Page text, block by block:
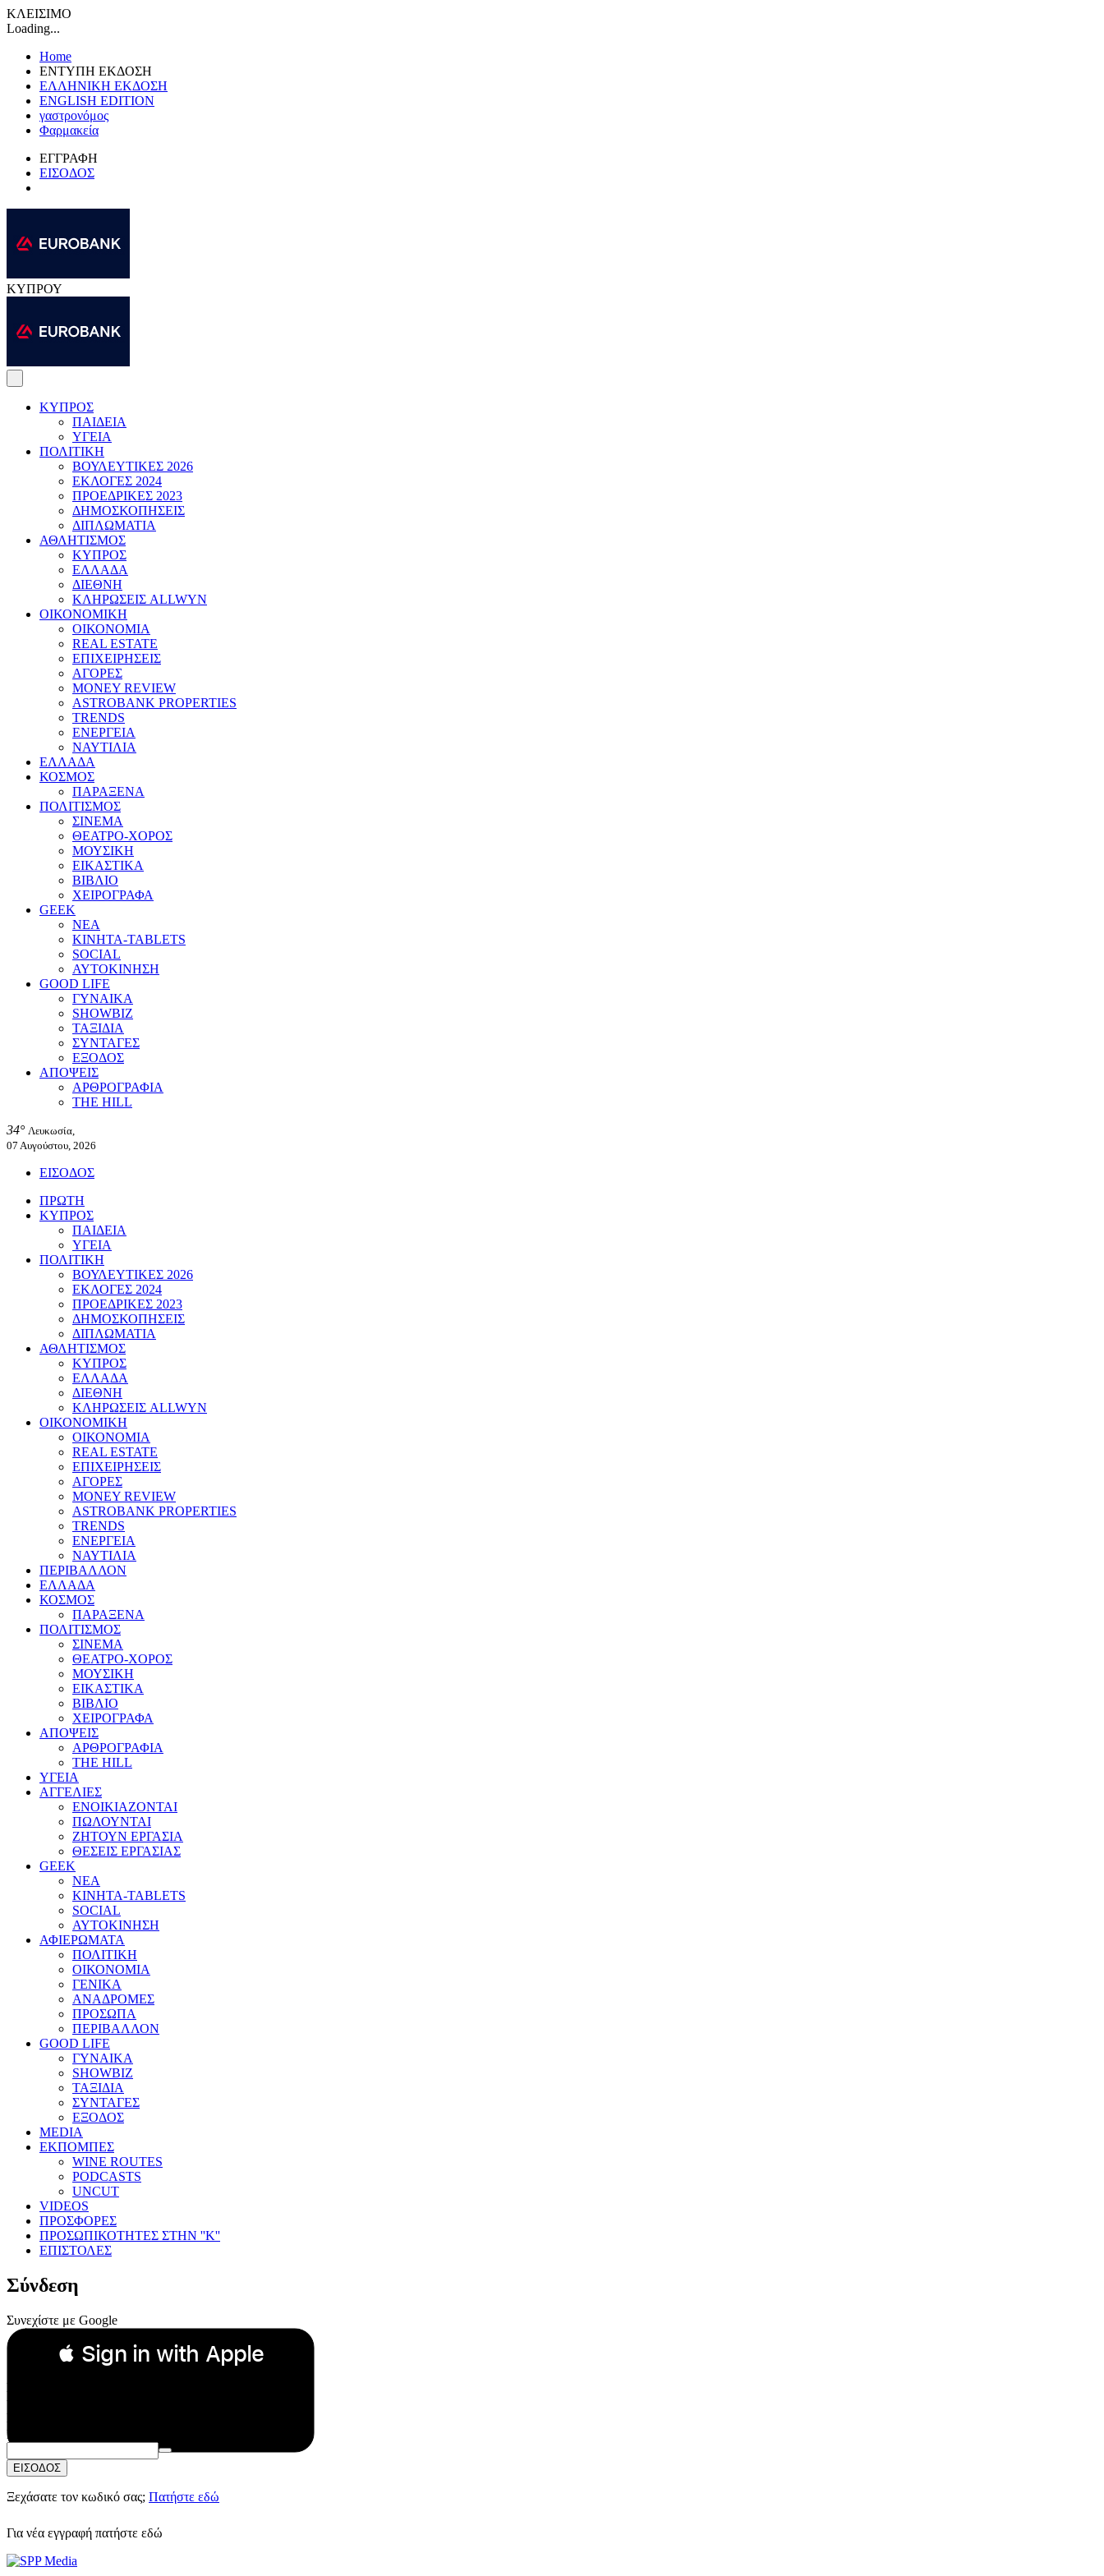
ΚΛΕΙΣΙΜΟ
Loading...
Home
ΕΝΤΥΠΗ ΕΚΔΟΣΗ
ΕΛΛΗΝΙΚΗ ΕΚΔΟΣΗ
ENGLISH EDITION
γαστρονόμος
Φαρμακεία
ΕΓΓΡΑΦΗ
ΕΙΣΟΔΟΣ
ΚΥΠΡΟΥ
ΚΥΠΡΟΣ
ΠΑΙΔΕΙΑ
ΥΓΕΙΑ
ΠΟΛΙΤΙΚΗ
ΒΟΥΛΕΥΤΙΚΕΣ 2026
ΕΚΛΟΓΕΣ 2024
ΠΡΟΕΔΡΙΚΕΣ 2023
ΔΗΜΟΣΚΟΠΗΣΕΙΣ
ΔΙΠΛΩΜΑΤΙΑ
ΑΘΛΗΤΙΣΜΟΣ
ΚΥΠΡΟΣ
ΕΛΛΑΔΑ
ΔΙΕΘΝΗ
ΚΛΗΡΩΣΕΙΣ ALLWYN
ΟΙΚΟΝΟΜΙΚΗ
ΟΙΚΟΝΟΜΙΑ
REAL ESTATE
ΕΠΙΧΕΙΡΗΣΕΙΣ
ΑΓΟΡΕΣ
MONEY REVIEW
ASTROBANK PROPERTIES
TRENDS
ΕΝΕΡΓΕΙΑ
ΝΑΥΤΙΛΙΑ
ΕΛΛΑΔΑ
ΚΟΣΜΟΣ
ΠΑΡΑΞΕΝΑ
ΠΟΛΙΤΙΣΜΟΣ
ΣΙΝΕΜΑ
ΘΕΑΤΡΟ-ΧΟΡΟΣ
ΜΟΥΣΙΚΗ
ΕΙΚΑΣΤΙΚΑ
ΒΙΒΛΙΟ
ΧΕΙΡΟΓΡΑΦΑ
GEEK
ΝΕΑ
ΚΙΝΗΤΑ-TABLETS
SOCIAL
ΑΥΤΟΚΙΝΗΣΗ
GOOD LIFE
ΓΥΝΑΙΚΑ
SHOWBIZ
ΤΑΞΙΔΙΑ
ΣΥΝΤΑΓΕΣ
ΕΞΟΔΟΣ
ΑΠΟΨΕΙΣ
ΑΡΘΡΟΓΡΑΦΙΑ
THE HILL
34° Λευκωσία,
07 Αυγούστου, 2026
ΕΙΣΟΔΟΣ
ΠΡΩΤΗ
ΚΥΠΡΟΣ
ΠΑΙΔΕΙΑ
ΥΓΕΙΑ
ΠΟΛΙΤΙΚΗ
ΒΟΥΛΕΥΤΙΚΕΣ 2026
ΕΚΛΟΓΕΣ 2024
ΠΡΟΕΔΡΙΚΕΣ 2023
ΔΗΜΟΣΚΟΠΗΣΕΙΣ
ΔΙΠΛΩΜΑΤΙΑ
ΑΘΛΗΤΙΣΜΟΣ
ΚΥΠΡΟΣ
ΕΛΛΑΔΑ
ΔΙΕΘΝΗ
ΚΛΗΡΩΣΕΙΣ ALLWYN
ΟΙΚΟΝΟΜΙΚΗ
ΟΙΚΟΝΟΜΙΑ
REAL ESTATE
ΕΠΙΧΕΙΡΗΣΕΙΣ
ΑΓΟΡΕΣ
MONEY REVIEW
ASTROBANK PROPERTIES
TRENDS
ΕΝΕΡΓΕΙΑ
ΝΑΥΤΙΛΙΑ
ΠΕΡΙΒΑΛΛΟΝ
ΕΛΛΑΔΑ
ΚΟΣΜΟΣ
ΠΑΡΑΞΕΝΑ
ΠΟΛΙΤΙΣΜΟΣ
ΣΙΝΕΜΑ
ΘΕΑΤΡΟ-ΧΟΡΟΣ
ΜΟΥΣΙΚΗ
ΕΙΚΑΣΤΙΚΑ
ΒΙΒΛΙΟ
ΧΕΙΡΟΓΡΑΦΑ
ΑΠΟΨΕΙΣ
ΑΡΘΡΟΓΡΑΦΙΑ
THE HILL
ΥΓΕΙΑ
ΑΓΓΕΛΙΕΣ
ΕΝΟΙΚΙΑΖΟΝΤΑΙ
ΠΩΛΟΥΝΤΑΙ
ΖΗΤΟΥΝ ΕΡΓΑΣΙΑ
ΘΕΣΕΙΣ ΕΡΓΑΣΙΑΣ
GEEK
ΝΕΑ
ΚΙΝΗΤΑ-TABLETS
SOCIAL
ΑΥΤΟΚΙΝΗΣΗ
ΑΦΙΕΡΩΜΑΤΑ
ΠΟΛΙΤΙΚΗ
ΟΙΚΟΝΟΜΙΑ
ΓΕΝΙΚΑ
ΑΝΑΔΡΟΜΕΣ
ΠΡΟΣΩΠΑ
ΠΕΡΙΒΑΛΛΟΝ
GOOD LIFE
ΓΥΝΑΙΚΑ
SHOWBIZ
ΤΑΞΙΔΙΑ
ΣΥΝΤΑΓΕΣ
ΕΞΟΔΟΣ
MEDIA
ΕΚΠΟΜΠΕΣ
WINE ROUTES
PODCASTS
UNCUT
VIDEOS
ΠΡΟΣΦΟΡΕΣ
ΠΡΟΣΩΠΙΚΟΤΗΤΕΣ ΣΤΗΝ ''Κ''
ΕΠΙΣΤΟΛΕΣ
Σύνδεση
Συνεχίστε με Google
 Sign in with Apple
Συνεχίστε με Apple
ή
Email:
Κωδικός Πρόσβασης:
ΕΙΣΟΔΟΣ
Ξεχάσατε τον κωδικό σας; Πατήστε εδώ
Για νέα εγγραφή πατήστε εδώ